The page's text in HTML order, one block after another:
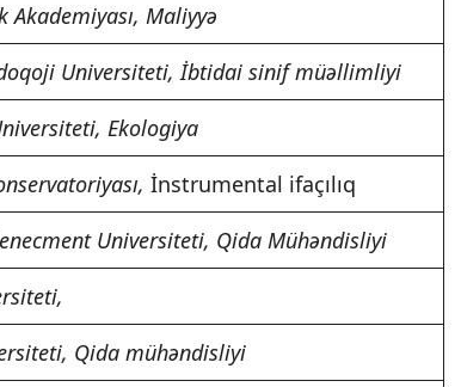
Maliyyə
Universiteti, İbtidai sinif müəllimliyi
Ekologiya
İnstrumental ifaçılıq
Universiteti, Qida Mühəndisliyi
Qida mühəndisliyi